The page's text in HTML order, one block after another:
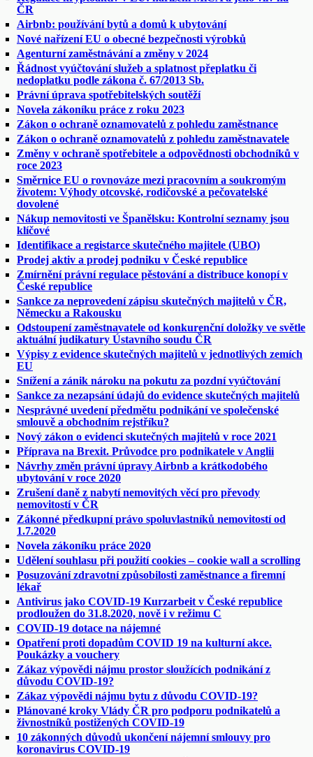
ČR
Airbnb: používání bytů a domů k ubytování
Nové nařízení EU o obecné bezpečnosti výrobků
Agenturní zaměstnávání a změny v 2024
Řádnost vyúčtování služeb a splatnost přeplatku či
nedoplatku podle zákona č. 67/2013 Sb.
Právní úprava spotřebitelských soutěží
Novela zákoníku práce z roku 2023
Zákon o ochraně oznamovatelů z pohledu zaměstnance
Zákon o ochraně oznamovatelů z pohledu zaměstnavatele
Změny v ochraně spotřebitele a odpovědnosti obchodníků v
roce 2023
Směrnice EU o rovnováze mezi pracovním a soukromým
životem: Výhody otcovské, rodičovské a pečovatelské
dovolené
Nákup nemovitosti ve Španělsku: Kontrolní seznamy jsou
klíčové
Identifikace a registarce skutečného majitele (UBO)
Prodej aktiv a prodej podniku v České republice
Zmírnění právní regulace pěstování a distribuce konopí v
České republice
Sankce za neprovedení zápisu skutečných majitelů v ČR,
Německu a Rakousku
Odstoupení zaměstnavatele od konkurenční doložky ve světle
aktuální judikatury Ústavního soudu ČR
Výpisy z evidence skutečných majitelů v jednotlivých zemích
EU
Snížení a zánik nároku na pokutu za pozdní vyúčtování
Sankce za nezapsání údajů do evidence skutečných majitelů
Nesprávné uvedení předmětu podnikání ve společenské
smlouvě a obchodním rejstříku?
Nový zákon o evidenci skutečných majitelů v roce 2021
Příprava na Brexit. Průvodce pro podnikatele v Anglii
Návrhy změn právní úpravy Airbnb a krátkodobého
ubytování v roce 2020
Zrušení daně z nabytí nemovitých věcí pro převody
nemovitostí v ČR
Zákonné předkupní právo spoluvlastníků nemovitostí od
1.7.2020
Novela zákoníku práce 2020
Udělení souhlasu při použití cookies – cookie wall a scrolling
Posuzování zdravotní způsobilosti zaměstnance a firemní
lékař
Antivirus jako COVID-19 Kurzarbeit v České republice
prodloužen do 31.8.2020, nově i v režimu C
COVID-19 dotace na nájemné
Opatření proti dopadům COVID 19 na kulturní akce.
Poukázky a vouchery
Zákaz výpovědi nájmu prostor sloužících podnikání z
důvodu COVID-19?
Zákaz výpovědi nájmu bytu z důvodu COVID-19?
Plánované kroky Vlády ČR pro podporu podnikatelů a
živnostníků postižených COVID-19
10 zákonných důvodů ukončení nájemní smlouvy pro
koronavirus COVID-19